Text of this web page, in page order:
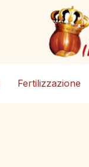
Fertilizzazione